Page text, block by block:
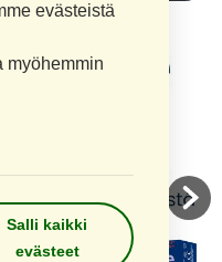
evästeistä
myöhemmin
Salli kaikki
evästeet